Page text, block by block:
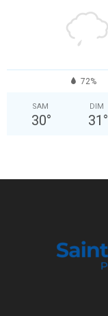
72%
SAM
30°
DIM
31 °